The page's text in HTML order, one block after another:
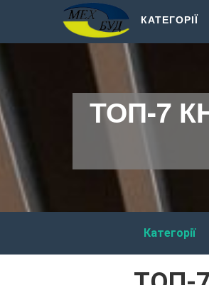
КАТЕГОРІЇ
ТОП-7
Категорії